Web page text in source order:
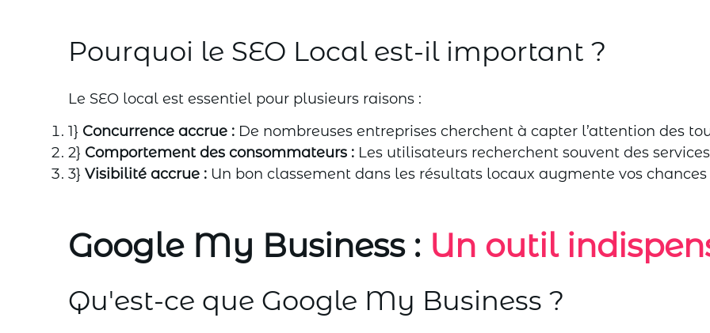
Pourquoi le SEO Local est-il important ?
Le SEO local est essentiel pour plusieurs raisons :
1} Concurrence accrue : De nombreuses entreprises cherchent à capter l’attention des
2} Comportement des consommateurs : Les utilisateurs recherchent souvent des
3} Visibilité accrue : Un bon classement dans les résultats locaux augmente vos
Google My Business : Un outil
Qu'est-ce que Google My Business ?